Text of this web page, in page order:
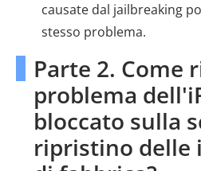
causate dal jailbreaking
stesso problema.
Parte 2. Come
problema
bloccato sulla
ripristino delle